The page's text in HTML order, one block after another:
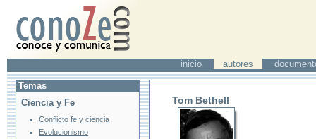
inicio autores
Tom Bethell
Temas
Ciencia y Fe
Conflicto fe y ciencia
Evolucionismo